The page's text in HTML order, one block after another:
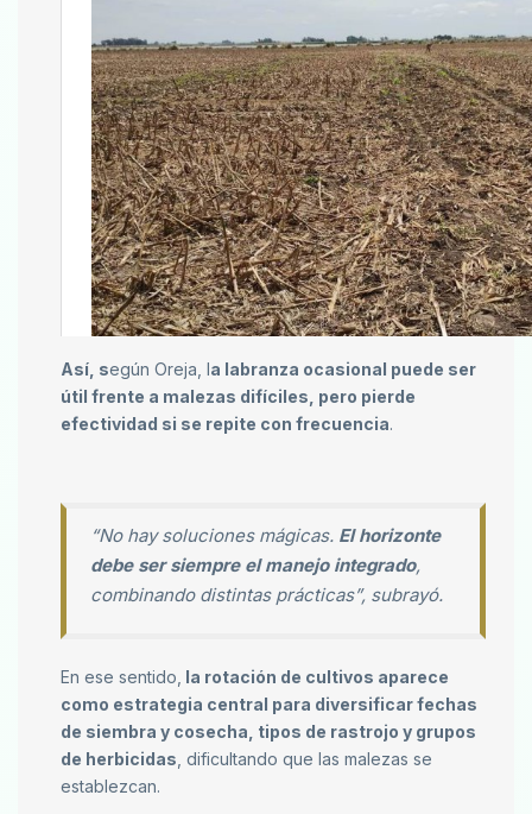
Así, según Oreja, la labranza ocasional puede ser
útil frente a malezas difíciles, pero pierde
efectividad si se repite con frecuencia.
“No hay soluciones mágicas. El horizonte
debe ser siempre el manejo integrado,
combinando distintas prácticas”, subrayó.
En ese sentido, la rotación de cultivos aparece
como estrategia central para diversificar fechas
de siembra y cosecha, tipos de rastrojo y grupos
de herbicidas, dificultando que las malezas se
establezcan.